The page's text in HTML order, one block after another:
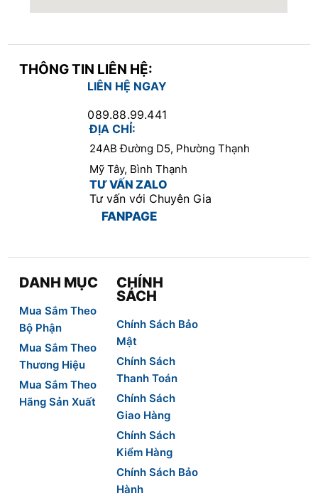
THÔNG TIN LIÊN HỆ:
LIÊN HỆ NGAY
089.88.99.441
ĐỊA CHỈ:
24AB Đường D5, Phường Thạnh
Mỹ Tây, Bình Thạnh
TƯ VẤN ZALO
Tư vấn với Chuyên Gia
FANPAGE
DANH MỤC
Mua Sắm Theo
Bộ Phận
Mua Sắm Theo
Thương Hiệu
Mua Sắm Theo
Hãng Sản Xuất
CHÍNH
SÁCH
Chính Sách Bảo
Mật
Chính Sách
Thanh Toán
Chính Sách
Giao Hàng
Chính Sách
Kiểm Hàng
Chính Sách Bảo
Hành